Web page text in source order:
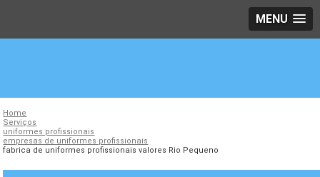
MENU
Home
Serviços
uniformes profissionais
empresas de uniformes profissionais
fabrica de uniformes profissionais valores Rio Pequeno